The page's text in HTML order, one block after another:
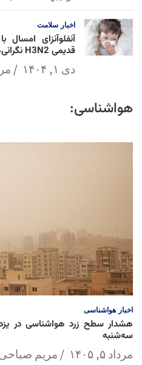
اخبار سلامت
آنفلوآنزای
قدیمی H3N2 نگرانی‌ها را افزایش داد
دی ۱, ۱۴۰۴
هواشناسی:
اخبار هواشناسی
هشدار سطح زرد هواشناسی در
سه‌شنبه
مرداد ۵, ۱۴۰۵ مریم